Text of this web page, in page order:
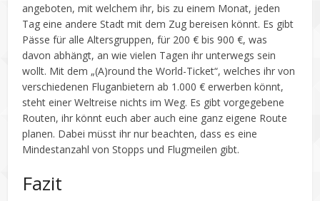
angeboten, mit welchem ihr, bis zu einem Monat, jeden
Tag eine andere Stadt mit dem Zug bereisen könnt. Es gibt
Pässe für alle Altersgruppen, für 200 € bis 900 €, was
davon abhängt, an wie vielen Tagen ihr unterwegs sein
wollt. Mit dem „(A)round the World-Ticket“, welches ihr von
verschiedenen Fluganbietern ab 1.000 € erwerben könnt,
steht einer Weltreise nichts im Weg. Es gibt vorgegebene
Routen, ihr könnt euch aber auch eine ganz eigene Route
planen. Dabei müsst ihr nur beachten, dass es eine
Mindestanzahl von Stopps und Flugmeilen gibt.
Fazit